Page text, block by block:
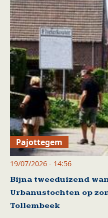
Pajottegem
19/07/2026 - 14:56
Bijna tweeduizend
Urbanustochten op
Tollembeek